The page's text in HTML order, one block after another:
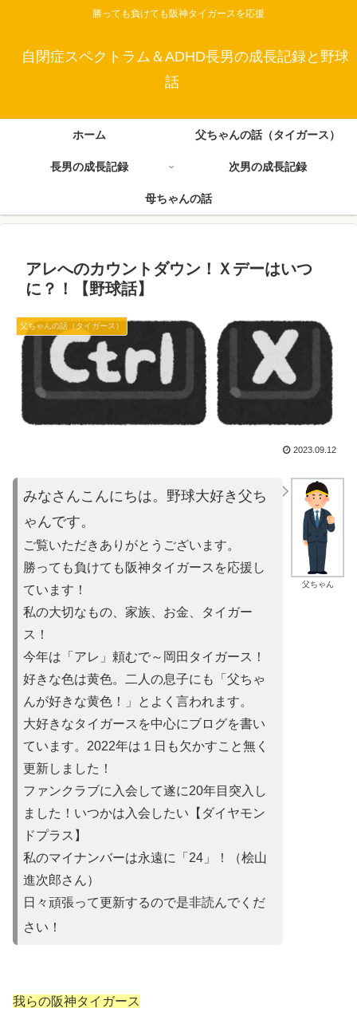
勝っても負けても阪神タイガースを応援
自閉症スペクトラム＆ADHD長男の成長記録と野球
話
ホーム 父ちゃんの話（タイガース）
長男の成長記録 次男の成長記録
母ちゃんの話
アレへのカウントダウン！Ｘデーはいつ
に？！【野球話】
父ちゃんの話（タイガース）
2023.09.12
父ちゃん
みなさんこんにちは。野球大好き父ち
ゃんです。
ご覧いただきありがとうございます。
勝っても負けても阪神タイガースを応援し
ています！
私の大切なもの、家族、お金、タイガー
ス！
今年は「アレ」頼むで～岡田タイガース！
好きな色は黄色。二人の息子にも「父ちゃ
んが好きな黄色！」とよ く言われます。
大好きなタイガースを中心にブログを書い
ています。2022年は １日も欠かすこと無く
更新しました！
ファンクラブに入会して遂に20年目突入し
ました！いつかは入会 したい【ダイヤモン
ドプラス】
私のマイナンバーは永遠に「24」！（桧山
進次郎さん）
日々頑張って更新するので是非読んでくだ
さい！
我らの阪神タイガース